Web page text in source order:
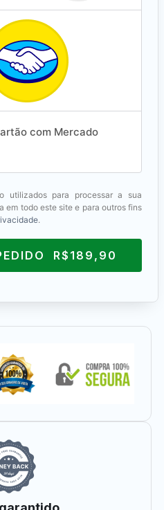
com Mercado
utilizados para processar a sua
em todo este site e para outros fins
.
R$189,90